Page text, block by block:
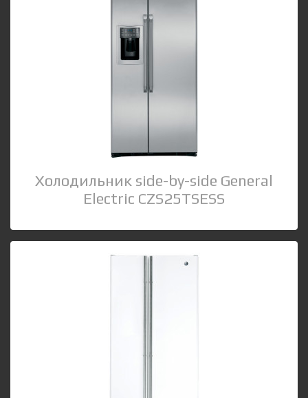
Холодильник side-by-side General
Electric CZS25TSESS